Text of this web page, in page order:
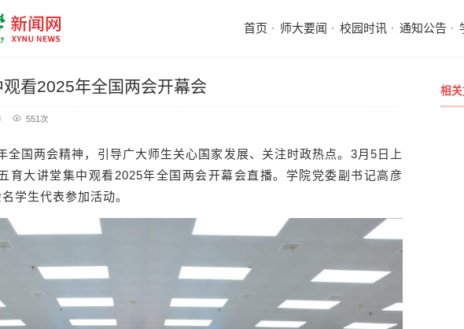
首页 师大要闻 校园时讯 通知公告
看2025年全国两会开幕会
551 次
全国两会精神，引导广大师生关心国家发展、关注时政热点。3月5日上
育大讲堂集中观看2025年全国两会开幕会直播。学院党委副书记高彦
学生代表参加活动。
相